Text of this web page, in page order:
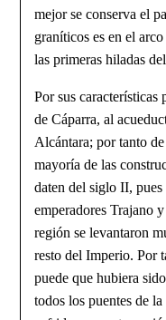
mejor se conserva el
graníticos es en el
las primeras hiladas
Por sus
de Cáparra, al
Alcántara; por tanto
mayoría de las
daten del siglo II,
emperadores Trajano
región se levantaron
resto del Imperio. Por
puede que hubiera
todos los puentes de